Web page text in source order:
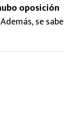
oposición
se sabe